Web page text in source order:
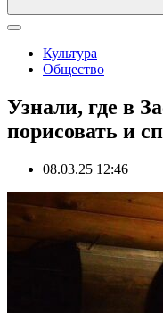
Культура
Общество
Узнали, где в
порисовать и
08.03.25 12:46